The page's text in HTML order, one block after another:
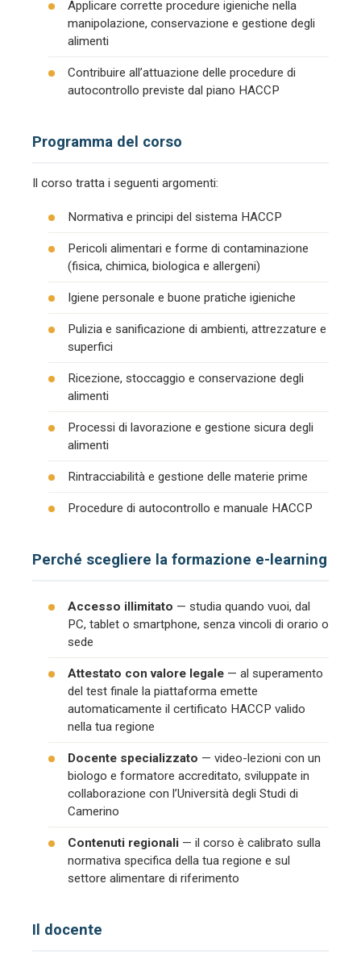
Applicare corrette procedure igieniche nella
manipolazione, conservazione e gestione degli
alimenti
Contribuire all’attuazione delle procedure di
autocontrollo previste dal piano HACCP
Programma del corso
Il corso tratta i seguenti argomenti:
Normativa e principi del sistema HACCP
Pericoli alimentari e forme di contaminazione
(fisica, chimica, biologica e allergeni)
Igiene personale e buone pratiche igieniche
Pulizia e sanificazione di ambienti, attrezzature e
superfici
Ricezione, stoccaggio e conservazione degli
alimenti
Processi di lavorazione e gestione sicura degli
alimenti
Rintracciabilità e gestione delle materie prime
Procedure di autocontrollo e manuale HACCP
Perché scegliere la formazione e-learning
Accesso illimitato — studia quando vuoi, dal
PC, tablet o smartphone, senza vincoli di orario o
sede
Attestato con valore legale — al superamento
del test finale la piattaforma emette
automaticamente il certificato HACCP valido
nella tua regione
Docente specializzato — video-lezioni con un
biologo e formatore accreditato, sviluppate in
collaborazione con l’Università degli Studi di
Camerino
Contenuti regionali — il corso è calibrato sulla
normativa specifica della tua regione e sul
settore alimentare di riferimento
Il docente